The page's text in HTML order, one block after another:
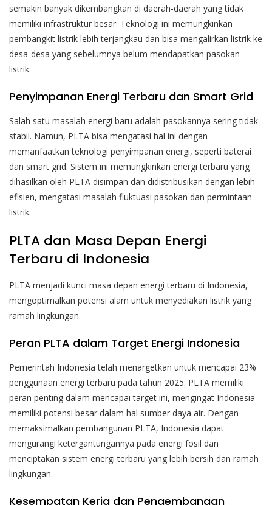
semakin banyak dikembangkan di daerah-daerah yang tidak
memiliki infrastruktur besar. Teknologi ini memungkinkan
pembangkit listrik lebih terjangkau dan bisa mengalirkan listrik ke
desa-desa yang sebelumnya belum mendapatkan pasokan
listrik.
Penyimpanan Energi Terbaru dan Smart Grid
Salah satu masalah energi baru adalah pasokannya sering tidak
stabil. Namun, PLTA bisa mengatasi hal ini dengan
memanfaatkan teknologi penyimpanan energi, seperti baterai
dan smart grid. Sistem ini memungkinkan energi terbaru yang
dihasilkan oleh PLTA disimpan dan didistribusikan dengan lebih
efisien, mengatasi masalah fluktuasi pasokan dan permintaan
listrik.
PLTA dan Masa Depan Energi
Terbaru di Indonesia
PLTA menjadi kunci masa depan energi terbaru di Indonesia,
mengoptimalkan potensi alam untuk menyediakan listrik yang
ramah lingkungan.
Peran PLTA dalam Target Energi Indonesia
Pemerintah Indonesia telah menargetkan untuk mencapai 23%
penggunaan energi terbaru pada tahun 2025. PLTA memiliki
peran penting dalam mencapai target ini, mengingat Indonesia
memiliki potensi besar dalam hal sumber daya air. Dengan
memaksimalkan pembangunan PLTA, Indonesia dapat
mengurangi ketergantungannya pada energi fosil dan
menciptakan sistem energi terbaru yang lebih bersih dan ramah
lingkungan.
Kesempatan Kerja dan Pengembangan